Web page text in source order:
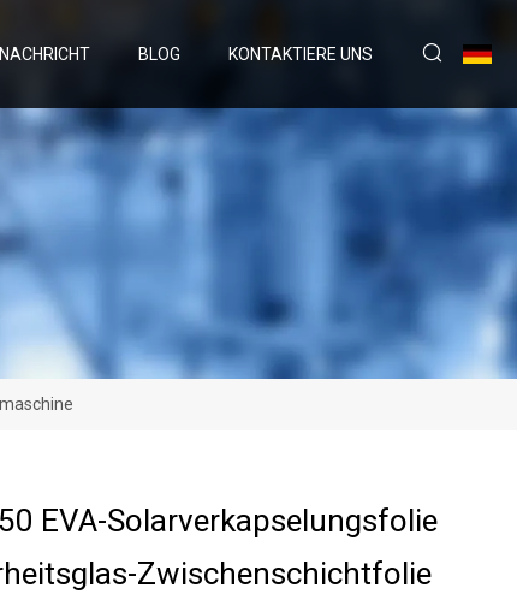
NACHRICHT BLOG KONTAKTIERE UNS
EVA-Solarverkapselungsfolie
Zwischenschichtfolie